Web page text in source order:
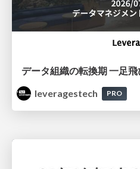
データ組織の転換期 一足
leveragestech
PRO